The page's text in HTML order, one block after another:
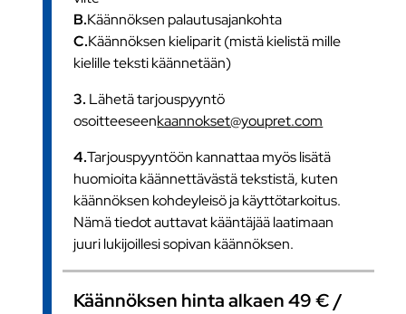
B.Käännöksen palautusajankohta
C.Käännöksen kieliparit (mistä kielistä mille
kielille teksti käännetään)
3. Lähetä tarjouspyyntö
osoitteeseenkaannokset@youpret.com
4.Tarjouspyyntöön kannattaa myös lisätä
huomioita käännettävästä tekstistä, kuten
käännöksen kohdeyleisö ja käyttötarkoitus.
Nämä tiedot auttavat kääntäjää laatimaan
juuri lukijoillesi sopivan käännöksen.
Käännöksen hinta alkaen 49 € /